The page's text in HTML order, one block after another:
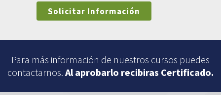
Para más información de nuestros cursos puedes
contactarnos. Al aprobarlo recibiras Certificado.